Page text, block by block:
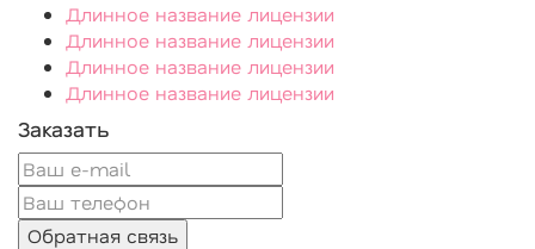
Длинное название лицензии
Длинное название лицензии
Длинное название лицензии
Длинное название лицензии
Заказать